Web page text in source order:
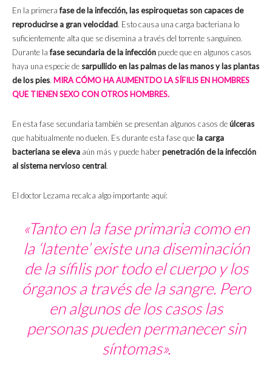
En la primerafase de la infección, las espiroquetas son capaces de
reproducirse a gran velocidad. Esto causa una carga bacteriana lo
suficientemente alta que se disemina a través del torrente sanguíneo.
Durante lafase secundaria de la infección puede que en algunos casos
haya una especie de sarpullido en las palmas de las manos y las plantas
de los pies. MIRA CÓMO HA AUMENTDO LA SÍFILIS EN HOMBRES
QUE TIENEN SEXO CON OTROS HOMBRES.
En esta fase secundaria también se presentan algunos casos deúlceras
que habitualmente no duelen. Es durante esta fase que la carga
bacteriana se eleva aún más y puede haberpenetración de la infección
al sistema nervioso central.
El doctor Lezama recalca algo importante aquí:
«Tanto en la fase primaria como en
la ‘latente’ existe una diseminación
de la sífilis por todo el cuerpo y los
órganos a través de la sangre. Pero
en algunos de los casos las
personas pueden permanecer sin
síntomas».